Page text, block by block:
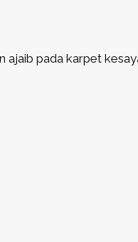
pada karpet